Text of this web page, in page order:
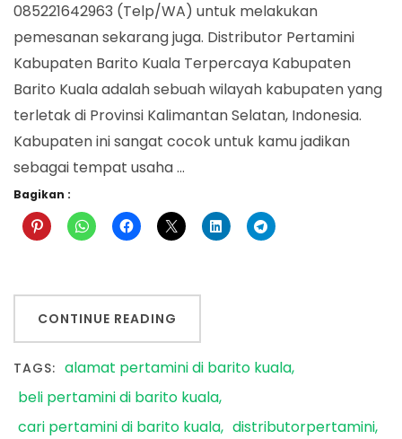
085221642963 (Telp/WA) untuk melakukan
pemesanan sekarang juga. Distributor Pertamini
Kabupaten Barito Kuala Terpercaya Kabupaten
Barito Kuala adalah sebuah wilayah kabupaten yang
terletak di Provinsi Kalimantan Selatan, Indonesia.
Kabupaten ini sangat cocok untuk kamu jadikan
sebagai tempat usaha …
Bagikan :
CONTINUE READING
TAGS: alamat pertamini di barito kuala
beli pertamini di barito kuala
cari pertamini di barito kuala distributorpertamini